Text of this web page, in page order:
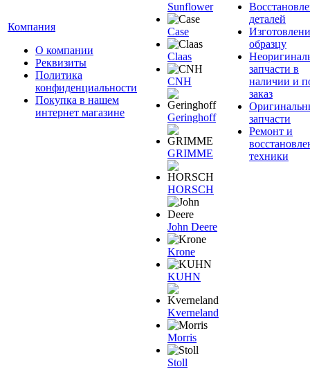
Компания
О компании
Реквизиты
Политика
конфиденциальности
Покупка в нашем
интернет магазине
Sunflower
Case
Claas
CNH
Geringhoff
GRIMME
HORSCH
John Deere
Krone
KUHN
Kverneland
Morris
Stoll
деталей
образцу
запчасти в
наличии и
заказ
запчасти
Ремонт и
техники